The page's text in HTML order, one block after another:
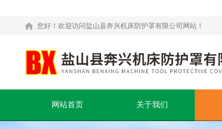
您好！欢迎访问盐山县奔兴机床防护罩有限公司网站！
网站首页 关于我们